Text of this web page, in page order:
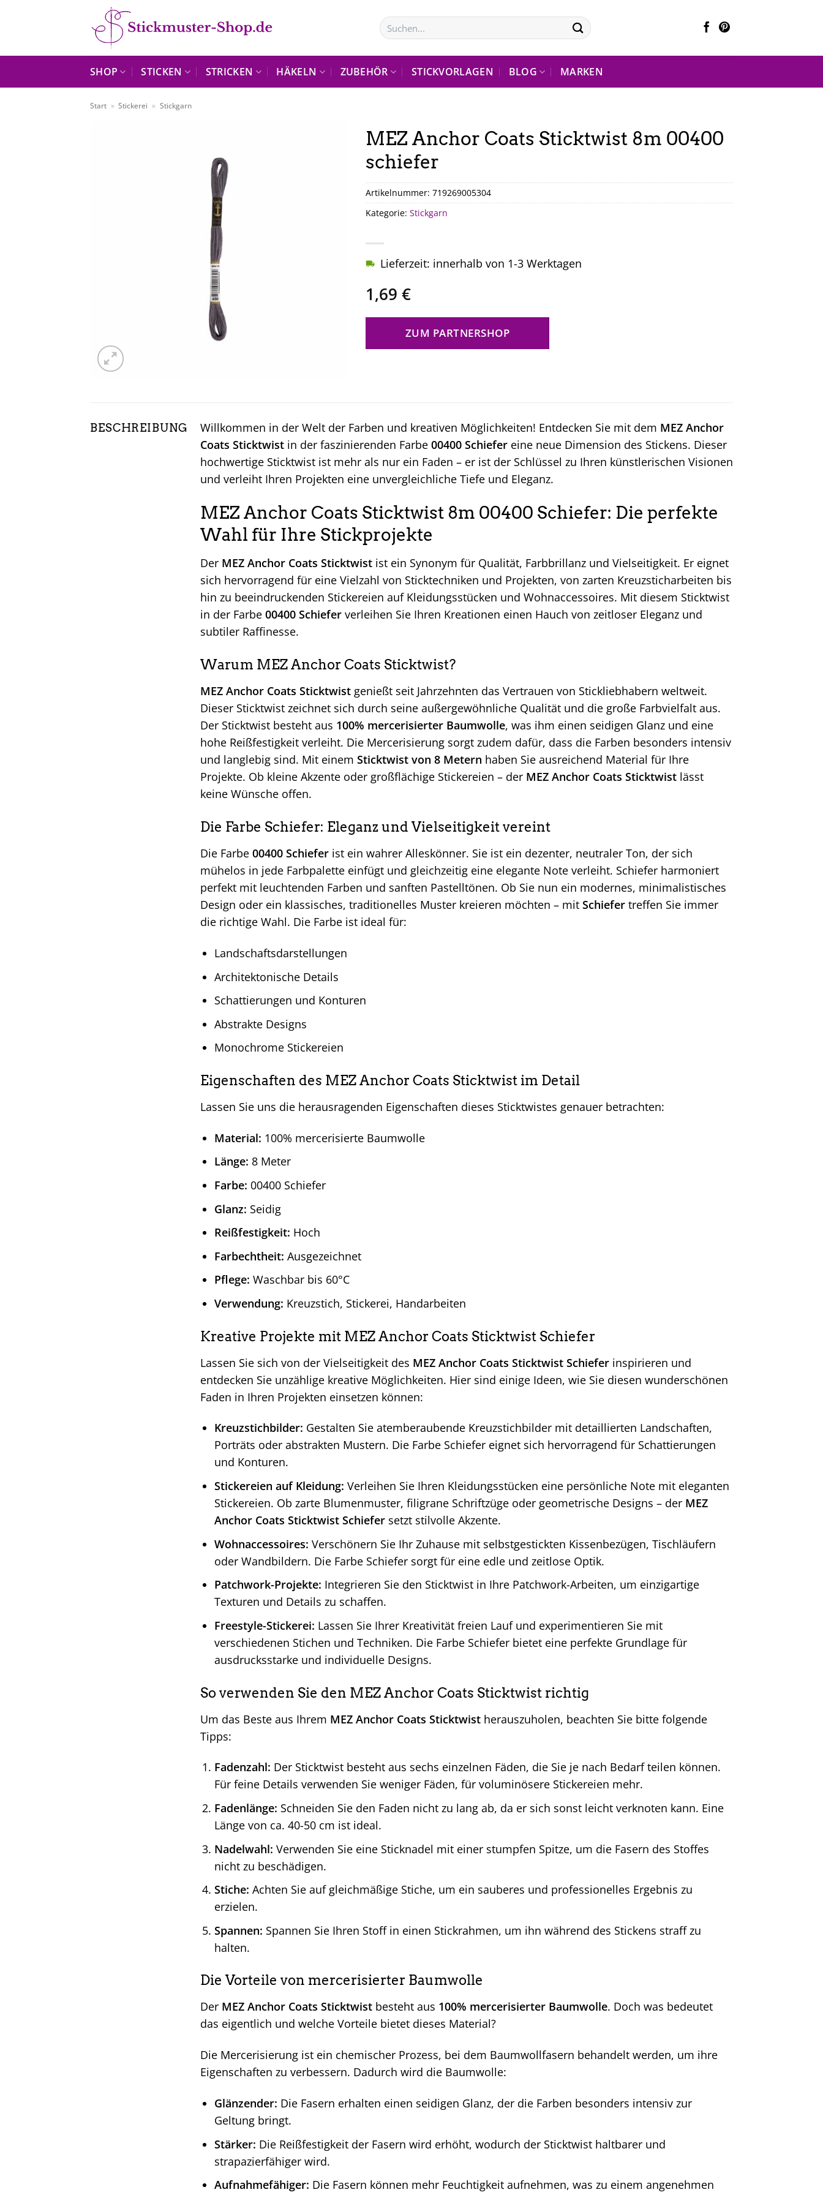
Suchen
nach:
SHOP STICKEN STRICKEN HÄKELN ZUBEHÖR STICKVORLAGEN BLOG MARKEN
Start » Stickerei » Stickgarn
MEZ Anchor Coats Sticktwist 8m 00400
schiefer
1,69 €
Lieferzeit: innerhalb von 1-3 Werktagen
ZUM PARTNERSHOP
Artikelnummer: 719269005304
Kategorie: Stickgarn
BESCHREIBUNG Willkommen in der Welt der Farben und kreativen Möglichkeiten! Entdecken Sie mit dem MEZ Anchor
Coats Sticktwist in der faszinierenden Farbe 00400 Schiefer eine neue Dimension des Stickens. Dieser
hochwertige Sticktwist ist mehr als nur ein Faden – er ist der Schlüssel zu Ihren künstlerischen Visionen
und verleiht Ihren Projekten eine unvergleichliche Tiefe und Eleganz.
MEZ Anchor Coats Sticktwist 8m 00400 Schiefer: Die perfekte
Wahl für Ihre Stickprojekte
Der MEZ Anchor Coats Sticktwist ist ein Synonym für Qualität, Farbbrillanz und Vielseitigkeit. Er eignet
sich hervorragend für eine Vielzahl von Sticktechniken und Projekten, von zarten Kreuzsticharbeiten bis
hin zu beeindruckenden Stickereien auf Kleidungsstücken und Wohnaccessoires. Mit diesem Sticktwist
in der Farbe 00400 Schiefer verleihen Sie Ihren Kreationen einen Hauch von zeitloser Eleganz und
subtiler Raffinesse.
Warum MEZ Anchor Coats Sticktwist?
MEZ Anchor Coats Sticktwist genießt seit Jahrzehnten das Vertrauen von Stickliebhabern weltweit.
Dieser Sticktwist zeichnet sich durch seine außergewöhnliche Qualität und die große Farbvielfalt aus.
Der Sticktwist besteht aus 100% mercerisierter Baumwolle, was ihm einen seidigen Glanz und eine
hohe Reißfestigkeit verleiht. Die Mercerisierung sorgt zudem dafür, dass die Farben besonders intensiv
und langlebig sind. Mit einem Sticktwist von 8 Metern haben Sie ausreichend Material für Ihre
Projekte. Ob kleine Akzente oder großflächige Stickereien – der MEZ Anchor Coats Sticktwist lässt
keine Wünsche offen.
Die Farbe Schiefer: Eleganz und Vielseitigkeit vereint
Die Farbe 00400 Schiefer ist ein wahrer Alleskönner. Sie ist ein dezenter, neutraler Ton, der sich
mühelos in jede Farbpalette einfügt und gleichzeitig eine elegante Note verleiht. Schiefer harmoniert
perfekt mit leuchtenden Farben und sanften Pastelltönen. Ob Sie nun ein modernes, minimalistisches
Design oder ein klassisches, traditionelles Muster kreieren möchten – mit Schiefer treffen Sie immer
die richtige Wahl. Die Farbe ist ideal für:
Landschaftsdarstellungen
Architektonische Details
Schattierungen und Konturen
Abstrakte Designs
Monochrome Stickereien
Eigenschaften des MEZ Anchor Coats Sticktwist im Detail
Lassen Sie uns die herausragenden Eigenschaften dieses Sticktwistes genauer betrachten:
Material: 100% mercerisierte Baumwolle
Länge: 8 Meter
Farbe: 00400 Schiefer
Glanz: Seidig
Reißfestigkeit: Hoch
Farbechtheit: Ausgezeichnet
Pflege: Waschbar bis 60°C
Verwendung: Kreuzstich, Stickerei, Handarbeiten
Kreative Projekte mit MEZ Anchor Coats Sticktwist Schiefer
Lassen Sie sich von der Vielseitigkeit des MEZ Anchor Coats Sticktwist Schiefer inspirieren und
entdecken Sie unzählige kreative Möglichkeiten. Hier sind einige Ideen, wie Sie diesen wunderschönen
Faden in Ihren Projekten einsetzen können:
Kreuzstichbilder: Gestalten Sie atemberaubende Kreuzstichbilder mit detaillierten Landschaften,
Porträts oder abstrakten Mustern. Die Farbe Schiefer eignet sich hervorragend für Schattierungen
und Konturen.
Stickereien auf Kleidung: Verleihen Sie Ihren Kleidungsstücken eine persönliche Note mit eleganten
Stickereien. Ob zarte Blumenmuster, filigrane Schriftzüge oder geometrische Designs – der MEZ
Anchor Coats Sticktwist Schiefersetzt stilvolle Akzente.
Wohnaccessoires: Verschönern Sie Ihr Zuhause mit selbstgestickten Kissenbezügen, Tischläufern
oder Wandbildern. Die Farbe Schiefer sorgt für eine edle und zeitlose Optik.
Patchwork-Projekte: Integrieren Sie den Sticktwist in Ihre Patchwork-Arbeiten, um einzigartige
Texturen und Details zu schaffen.
Freestyle-Stickerei: Lassen Sie Ihrer Kreativität freien Lauf und experimentieren Sie mit
verschiedenen Stichen und Techniken. Die Farbe Schiefer bietet eine perfekte Grundlage für
ausdrucksstarke und individuelle Designs.
So verwenden Sie den MEZ Anchor Coats Sticktwist richtig
Um das Beste aus Ihrem MEZ Anchor Coats Sticktwist herauszuholen, beachten Sie bitte folgende
Tipps:
Fadenzahl: Der Sticktwist besteht aus sechs einzelnen Fäden, die Sie je nach Bedarf teilen können.
Für feine Details verwenden Sie weniger Fäden, für voluminösere Stickereien mehr.
Fadenlänge: Schneiden Sie den Faden nicht zu lang ab, da er sich sonst leicht verknoten kann. Eine
Länge von ca. 40-50 cm ist ideal.
Nadelwahl: Verwenden Sie eine Sticknadel mit einer stumpfen Spitze, um die Fasern des Stoffes
nicht zu beschädigen.
Stiche: Achten Sie auf gleichmäßige Stiche, um ein sauberes und professionelles Ergebnis zu
erzielen.
Spannen: Spannen Sie Ihren Stoff in einen Stickrahmen, um ihn während des Stickens straff zu
halten.
Die Vorteile von mercerisierter Baumwolle
Der MEZ Anchor Coats Sticktwist besteht aus 100% mercerisierter Baumwolle. Doch was bedeutet
das eigentlich und welche Vorteile bietet dieses Material?
Die Mercerisierung ist ein chemischer Prozess, bei dem Baumwollfasern behandelt werden, um ihre
Eigenschaften zu verbessern. Dadurch wird die Baumwolle:
Glänzender: Die Fasern erhalten einen seidigen Glanz, der die Farben besonders intensiv zur
Geltung bringt.
Stärker: Die Reißfestigkeit der Fasern wird erhöht, wodurch der Sticktwist haltbarer und
strapazierfähiger wird.
Aufnahmefähiger: Die Fasern können mehr Feuchtigkeit aufnehmen, was zu einem angenehmen